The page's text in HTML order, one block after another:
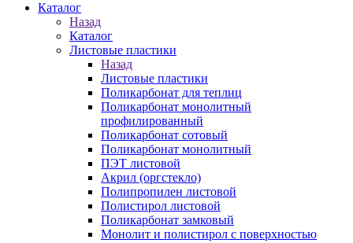
Каталог
Назад
Каталог
Листовые пластики
Назад
Листовые пластики
Поликарбонат для теплиц
Поликарбонат монолитный
профилированный
Поликарбонат сотовый
Поликарбонат монолитный
ПЭТ листовой
Акрил (оргстекло)
Полипропилен листовой
Полистирол листовой
Поликарбонат замковый
Монолит и полистирол с поверхностью